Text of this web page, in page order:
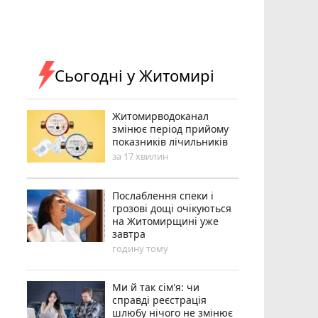
Сьогодні у Житомирі
Житомирводоканал
змінює період прийому
показників лічильників
за 17 хвилин
Послаблення спеки і
грозові дощі очікуються
на Житомирщині уже
завтра
годину тому
Ми й так сім'я: чи
справді реєстрація
шлюбу нічого не змінює